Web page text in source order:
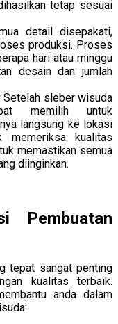
tetap sesuai
detail disepakati,
produksi. Proses
hari atau minggu
desain dan jumlah
Setelah sleber wisuda
memilih untuk
langsung ke lokasi
memeriksa kualitas
memastikan semua
diinginkan.
Pembuatan
tepat sangat penting
kualitas terbaik.
anda dalam